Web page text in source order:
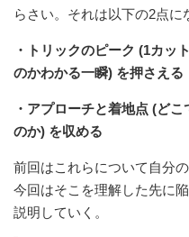
らさい。それは以下の2点に
・トリックのピーク (1カッ
のかわかる一瞬) を押さえる
・アプローチと着地点 (ど
のか) を収める
前回はこれらについて自分
今回はそこを理解した先に
説明していく。